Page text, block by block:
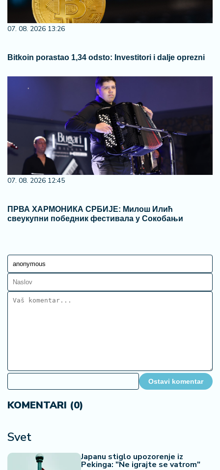
23. 07. 2026 12:47
Letnje večeri u gradu više nisu rezervisane za vikend:
pretvori u druženje
07. 08. 2026 12:50
одбрамбени пакт